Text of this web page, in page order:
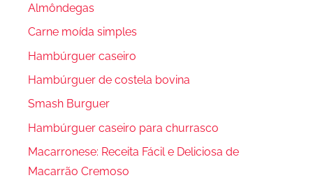
Almôndegas
Carne moída simples
Hambúrguer caseiro
Hambúrguer de costela bovina
Smash Burguer
Hambúrguer caseiro para churrasco
Macarronese: Receita Fácil e Deliciosa de
Macarrão Cremoso